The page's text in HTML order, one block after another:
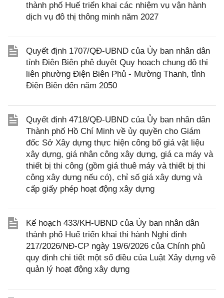
thành phố Huế triển khai các nhiệm vụ vận hành
dịch vụ đô thị thông minh năm 2027
Quyết định 1707/QĐ-UBND của Ủy ban nhân dân
tỉnh Điện Biên phê duyệt Quy hoạch chung đô thị
liên phường Điện Biên Phủ - Mường Thanh, tỉnh
Điện Biên đến năm 2050
Quyết định 4718/QĐ-UBND của Ủy ban nhân dân
Thành phố Hồ Chí Minh về ủy quyền cho Giám
đốc Sở Xây dựng thực hiện công bố giá vật liệu
xây dựng, giá nhân công xây dựng, giá ca máy và
thiết bị thi công (gồm giá thuê máy và thiết bị thi
công xây dựng nếu có), chỉ số giá xây dựng và
cấp giấy phép hoạt động xây dựng
Kế hoạch 433/KH-UBND của Ủy ban nhân dân
thành phố Huế triển khai thi hành Nghị định
217/2026/NĐ-CP ngày 19/6/2026 của Chính phủ
quy định chi tiết một số điều của Luật Xây dựng về
quản lý hoạt động xây dựng